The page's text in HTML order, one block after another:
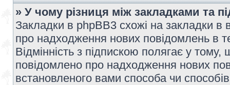
» У чому різниця між закладками та
Закладки в phpBB3 схожі на закладки
про надходження нових повідомлень в
Відмінність з підпискою полягає у
повідомлено про надходження нових
встановленого вами способа чи